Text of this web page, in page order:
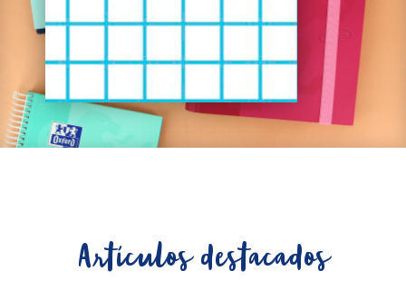
Artículos destacados